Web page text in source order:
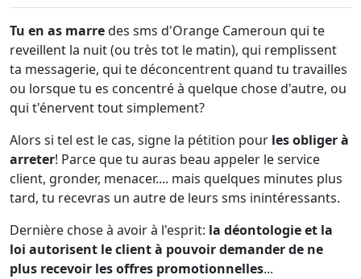
Tu en as marredes sms d'Orange Cameroun qui te
reveillent la nuit (ou très tot le matin), qui remplissent
ta messagerie, qui te déconcentrent quand tu travailles
ou lorsque tu es concentré à quelque chose d'autre, ou
qui t'énervent tout simplement?
Alors si tel est le cas, signe la pétition pour les obliger à
arreter! Parce que tu auras beau appeler le service
client, gronder, menacer.... mais quelques minutes plus
tard, tu recevras un autre de leurs sms inintéressants.
Dernière chose à avoir à l'esprit: la déontologie et la
loi autorisent le client à pouvoir demander de ne
plus recevoir les offres promotionnelles...